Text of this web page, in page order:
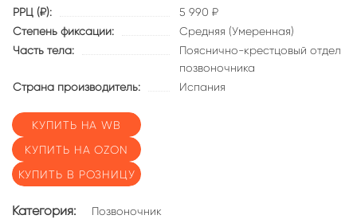
РРЦ (₽):
5 990 ₽
Степень фиксации:
Средняя (Умеренная)
Часть тела:
Пояснично-крестцовый отдел
позвоночника
Страна производитель:
Испания
КУПИТЬ НА WB
КУПИТЬ НА OZON
КУПИТЬ В РОЗНИЦУ
Категория: Позвоночник